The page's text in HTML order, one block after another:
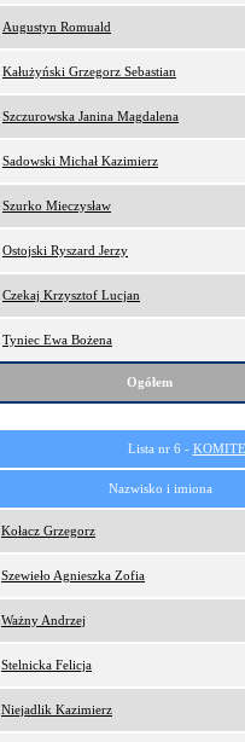
Augustyn Romuald
Kałużyński Grzegorz Sebastian
Szczurowska Janina Magdalena
Sadowski Michał Kazimierz
Szurko Mieczysław
Ostojski Ryszard Jerzy
Czekaj Krzysztof Lucjan
Tyniec Ewa Bożena
Ogółem
Lista nr 6 -
Nazwisko i imiona
Kołacz Grzegorz
Szewieło Agnieszka Zofia
Ważny Andrzej
Stelnicka Felicja
Niejadlik Kazimierz